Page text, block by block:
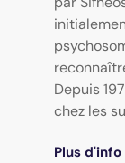
Depuis
chez les
Plus d'info